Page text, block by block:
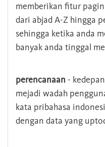
memberikan fitur
dari abjad A-Z hingga
sehingga ketika anda
banyak anda tinggal
perencanaan -
mejadi wadah
kata pribahasa
dengan data yang